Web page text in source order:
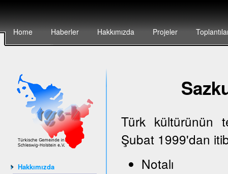
Home Haberler Hakkımızda Projeler
Hakkımızda
Türk kültürünün
Şubat 1999'dan
Notalı